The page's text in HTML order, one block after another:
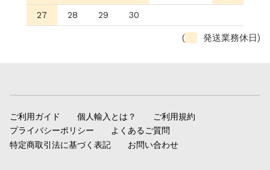
27
28 29 30
( 発送業務休日)
ご利用ガイド 個人輸入とは？
ご利用規約
プライバシーポリシー
よくあるご質問
特定商取引法に基づく表記
お問い合わせ